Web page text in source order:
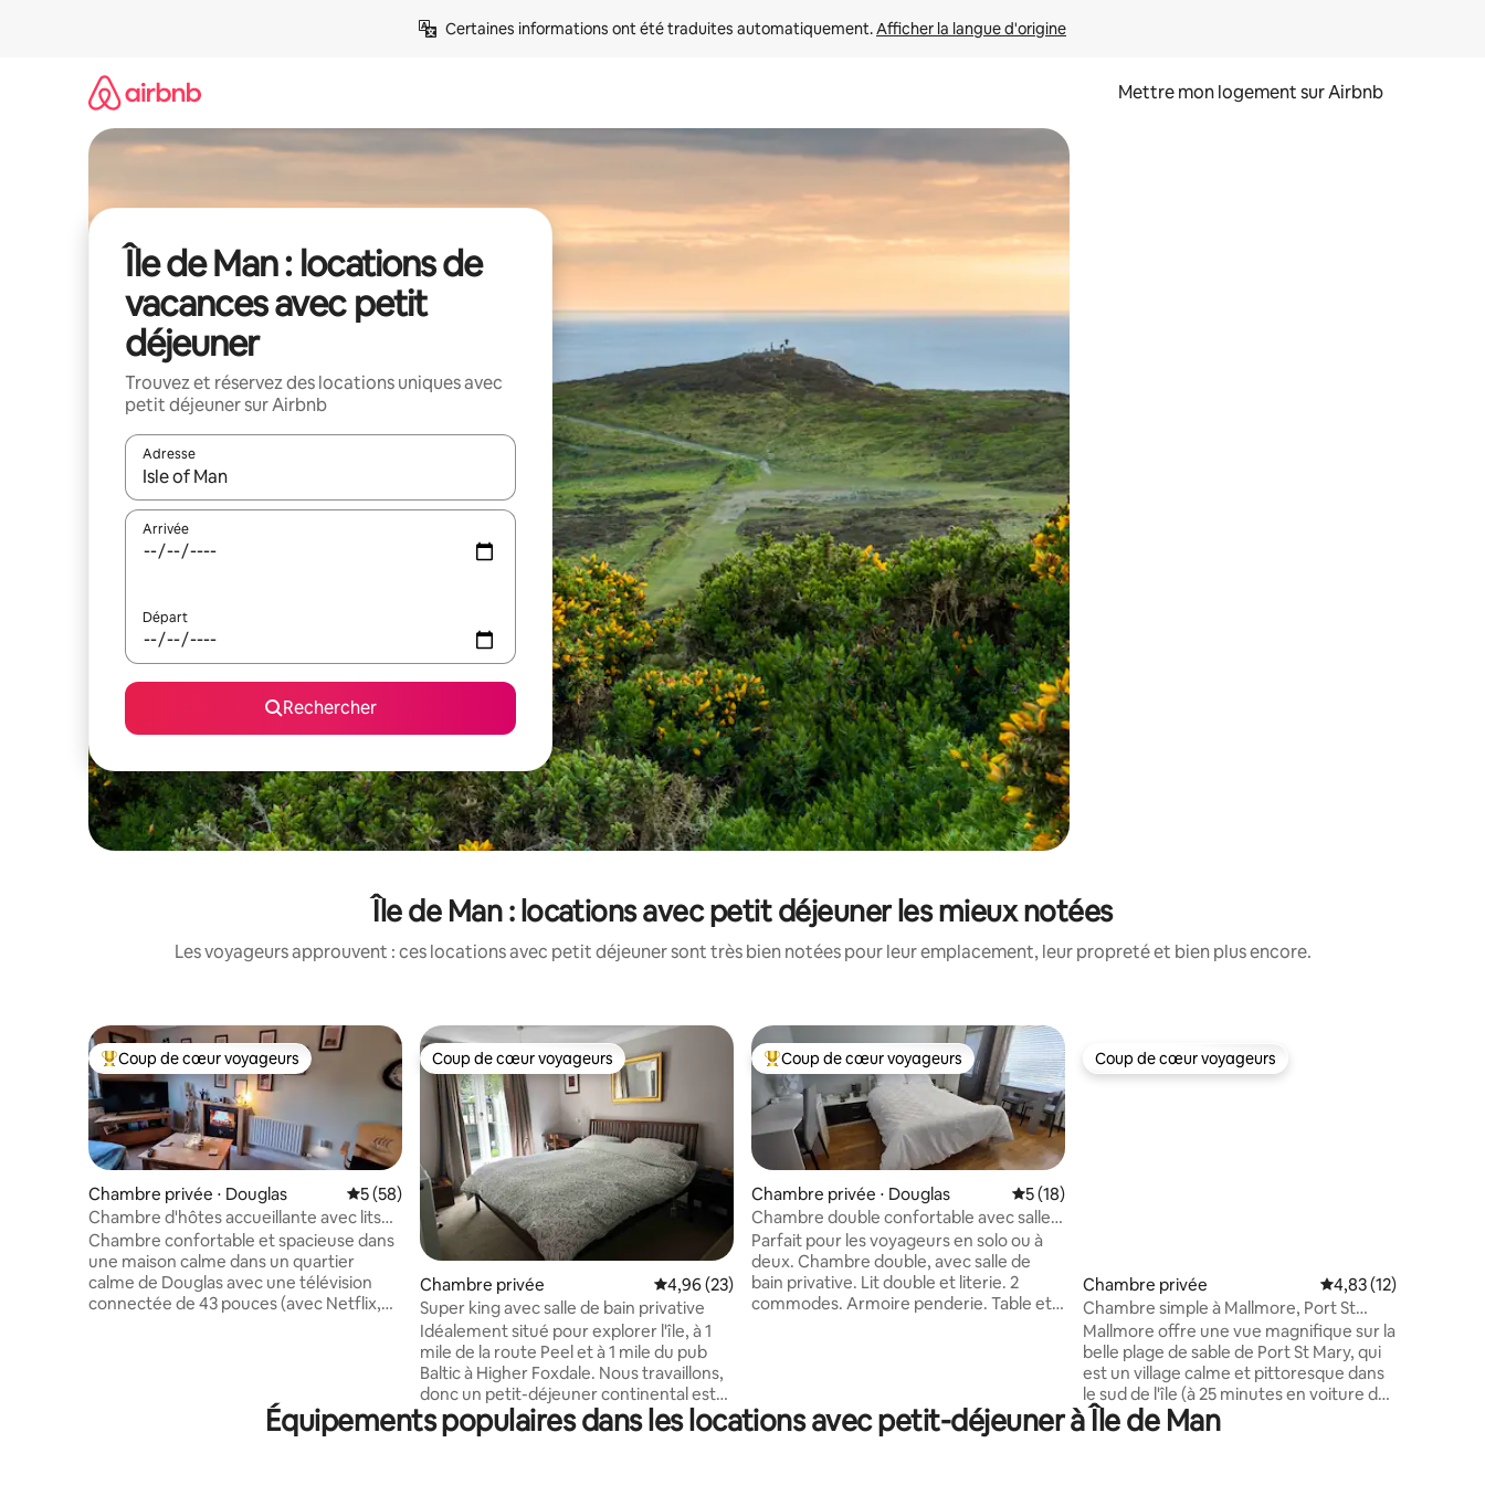
Certaines informations ont été traduites automatiquement. Afficher la langue d'origine
Mettre mon logement sur Airbnb
Île de Man : locations de
vacances avec petit
déjeuner
Trouvez et réservez des locations uniques avec
petit déjeuner sur Airbnb
Adresse
Lorsque les résultats s'affichent, utilisez les flèches vers le haut et vers le bas pour les parcourir ou en appuyant et en faisant glisser.
Arrivée
Départ
Rechercher
Île de Man : locations avec petit déjeuner les mieux notées
Les voyageurs approuvent : ces locations avec petit déjeuner sont très bien notées pour leur emplacement, leur propreté et bien plus encore.
Coups de cœur voyageurs les plus appréciés
Coup de cœur voyageurs
Chambre privée ⋅ Douglas Évaluation moyenne sur la base de 58 commentaires : 5 sur 5
5 (58)
Chambre d'hôtes accueillante avec lits
jumeaux
Chambre confortable et spacieuse dans
une maison calme dans un quartier
calme de Douglas avec une télévision
connectée de 43 pouces (avec Netflix,
partagées avec moi-même et mon
partenaire. Carte et dépliants
Coup de cœur voyageurs
Coup de cœur voyageurs
Chambre privée Évaluation moyenne sur la base de 23 commentaires : 4,96 sur 5
4,96 (23)
Super king avec salle de bain privative
Idéalement situé pour explorer l'île, à 1
mile de la route Peel et à 1 mile du pub
Baltic à Higher Foxdale. Nous travaillons,
donc un petit-déjeuner continental est
fourni et vous pouvez prendre le petit-
déjeuner à tout moment pour vous
Coups de cœur voyageurs les plus appréciés
Coup de cœur voyageurs
Chambre privée ⋅ Douglas Évaluation moyenne sur la base de 18 commentaires : 5 sur 5
5 (18)
Chambre double confortable avec salle
de bain privative dans un bungalow à
Douglas.
Parfait pour les voyageurs en solo ou à
deux. Chambre double, avec salle de
bain privative. Lit double et literie. 2
commodes. Armoire penderie. Table et
connexion Wi-Fi rapide. Salle de bains
privative : Douche et toilettes.
Coup de cœur voyageurs
Coup de cœur voyageurs
Chambre privée Évaluation moyenne
4,83 (12)
Chambre simple à Mallmore, Port St
Mary
Mallmore offre une vue magnifique sur la
belle plage de sable de Port St Mary, qui
est un village calme et pittoresque dans
le sud de l'île (à 25 minutes en voiture de
Douglas). Mallmore est idéal pour les
particuliers, les couples et les petits
Équipements populaires dans les locations avec petit-déjeuner à Île de Man